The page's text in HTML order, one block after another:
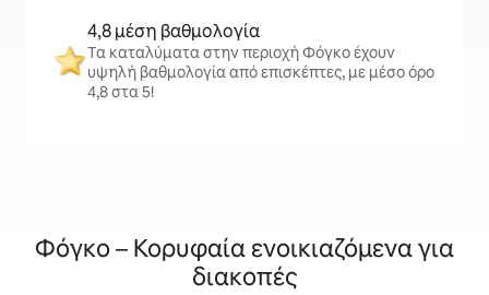
4,8 μέση βαθμολογία
Τα καταλύματα στην περιοχή Φόγκο έχουν
υψηλή βαθμολογία από επισκέπτες, με μέσο όρο
4,8 στα 5!
Φόγκο – Κορυφαία ενοικιαζόμενα για
διακοπές